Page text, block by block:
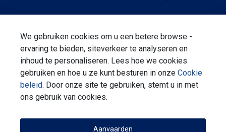
We gebruiken cookies om u een betere browse -
ervaring te bieden, siteverkeer te analyseren en
inhoud te personaliseren. Lees hoe we cookies
gebruiken en hoe u ze kunt besturen in onze Cookie
beleid. Door onze site te gebruiken, stemt u in met
ons gebruik van cookies.
Aanvaarden
technologies. ABS Global is a division of Genus plc.
Neem contact met ons op Pricacy Statement
Terms & Conditions Corporate Verantwoordelijkheid